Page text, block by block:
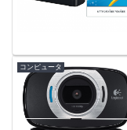
コンピュータ